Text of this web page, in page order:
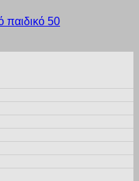
παιδικό 50